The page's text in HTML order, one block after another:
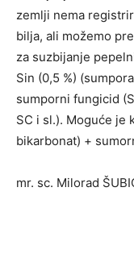
zemlji nema
bilja, ali možemo
za suzbijanje
Sin (0,5 %)
sumporni fungicid
SC i sl.). Moguće je
bikarbonat) +
mr. sc. Milorad